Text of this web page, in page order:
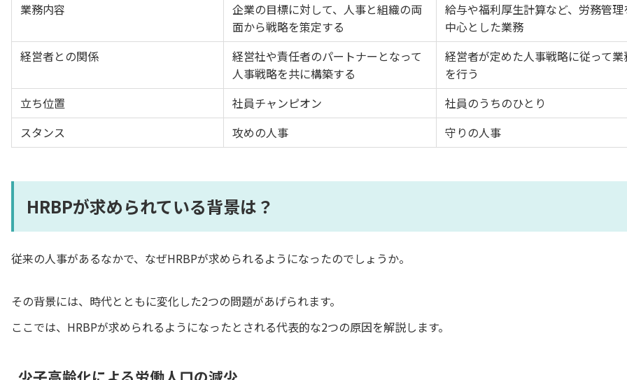
業務内容
企業の目標に対して、人事と組織の両
面から戦略を策定する
給与や福利厚生計算など、労務管理
中心とした業務
経営者との関係
経営社や責任者のパートナーとなって
人事戦略を共に構築する
経営者が定めた人事戦略に従って業
を行う
立ち位置
社員チャンピオン
社員のうちのひとり
スタンス
攻めの人事 守りの人事
HRBPが求められている背景は？
従来の人事があるなかで、なぜHRBPが求められるようになったのでしょうか。
その背景には、時代とともに変化した2つの問題があげられます。
ここでは、HRBPが求められるようになったとされる代表的な2つの原因を解説します。